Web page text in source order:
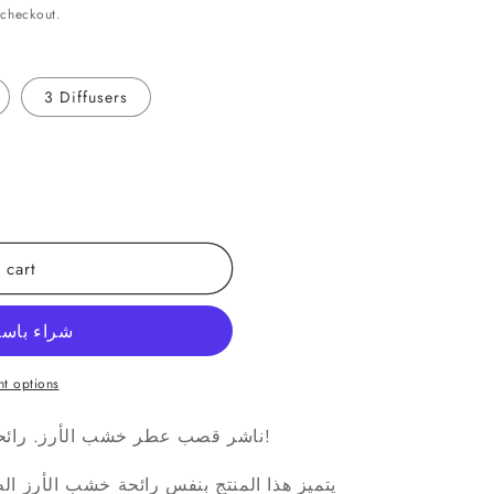
3 Diffusers
options
ناشر قصب عطر خشب الأرز. رائحة أشجار الأرز في معطر المنزل!
يتميز هذا المنتج بنفس رائحة خشب الأرز